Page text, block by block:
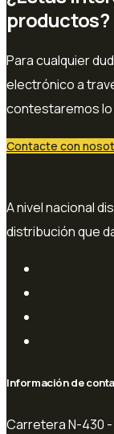
productos?
Para cualquier
electrónico a
contestaremos
Contacte con
A nivel nacional
distribución que
Información de
Carretera N-430